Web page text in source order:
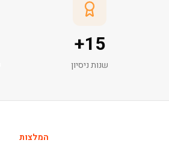
15
+
שנות ניסיון
המלצות